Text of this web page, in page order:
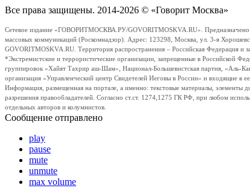
Все права защищены. 2014-2026 © «Говорит Москва»
Сетевое издание «ГОВОРИТМОСКВА.РУ/GOVORITMOSKVA.RU». Предназначено
массовых коммуникаций (Роскомнадзор). Адрес: 123298, Москва, ул. 3-я
GOVORITMOSKVA.RU. Территория распространения – Российская Федерация
*Экстремистские и террористические организации, запрещенные в
группировок «Хайят Тахрир аш-Шам», Национал-Большевистская партия, «Аль-
организация «Управленческий центр Свидетелей Иеговы в России» и входящие в
Информация, размещенная на портале, а именно: текстовые материалы, элементы
разрешения правообладателей. Согласно ст.ст. 1274,1275 ГК РФ, при любом
отдельных авторов и колумнистов.
Сообщение отправлено
play
pause
mute
unmute
max volume